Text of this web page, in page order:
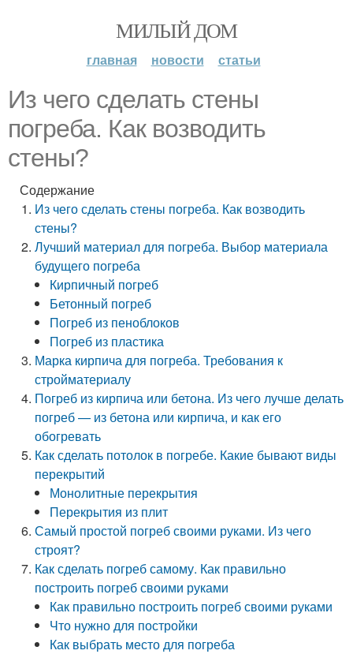
МИЛЫЙ ДОМ
главная новости статьи
Из чего сделать стены
погреба. Как возводить
стены?
Содержание
Из чего сделать стены погреба. Как возводить
стены?
Лучший материал для погреба. Выбор материала
будущего погреба
Кирпичный погреб
Бетонный погреб
Погреб из пеноблоков
Погреб из пластика
Марка кирпича для погреба. Требования к
стройматериалу
Погреб из кирпича или бетона. Из чего лучше делать
погреб — из бетона или кирпича, и как его
обогревать
Как сделать потолок в погребе. Какие бывают виды
перекрытий
Монолитные перекрытия
Перекрытия из плит
Самый простой погреб своими руками. Из чего
строят?
Как сделать погреб самому. Как правильно
построить погреб своими руками
Как правильно построить погреб своими руками
Что нужно для постройки
Как выбрать место для погреба